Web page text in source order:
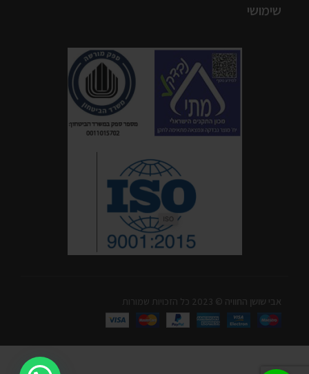
שימושי
אבי שושן החוויה © 2023 כל הזכויות שמורות